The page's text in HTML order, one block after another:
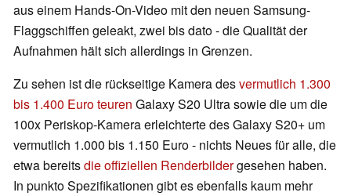
aus einem Hands-On-Video mit den neuen Samsung-
Flaggschiffen geleakt, zwei bis dato - die Qualität der
Aufnahmen hält sich allerdings in Grenzen.
Zu sehen ist die rückseitige Kamera desvermutlich 1.300
bis 1.400 Euro teuren Galaxy S20 Ultra sowie die um die
100x Periskop-Kamera erleichterte des Galaxy S20+ um
vermutlich 1.000 bis 1.150 Euro - nichts Neues für alle, die
etwa bereitsdie offiziellen Renderbildergesehen haben.
In punkto Spezifikationen gibt es ebenfalls kaum mehr